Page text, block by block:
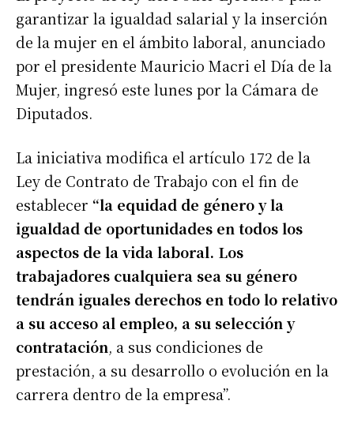
garantizar la igualdad salarial y la inserción
de la mujer en el ámbito laboral, anunciado
por el presidente Mauricio Macri el Día de la
Mujer, ingresó este lunes por la Cámara de
Diputados.
La iniciativa modifica el artículo 172 de la
Ley de Contrato de Trabajo con el fin de
establecer “la equidad de género y la
igualdad de oportunidades en todos los
aspectos de la vida laboral. Los
trabajadores cualquiera sea su género
tendrán iguales derechos en todo lo relativo
a su acceso al empleo, a su selección y
contratación, a sus condiciones de
prestación, a su desarrollo o evolución en la
carrera dentro de la empresa”.